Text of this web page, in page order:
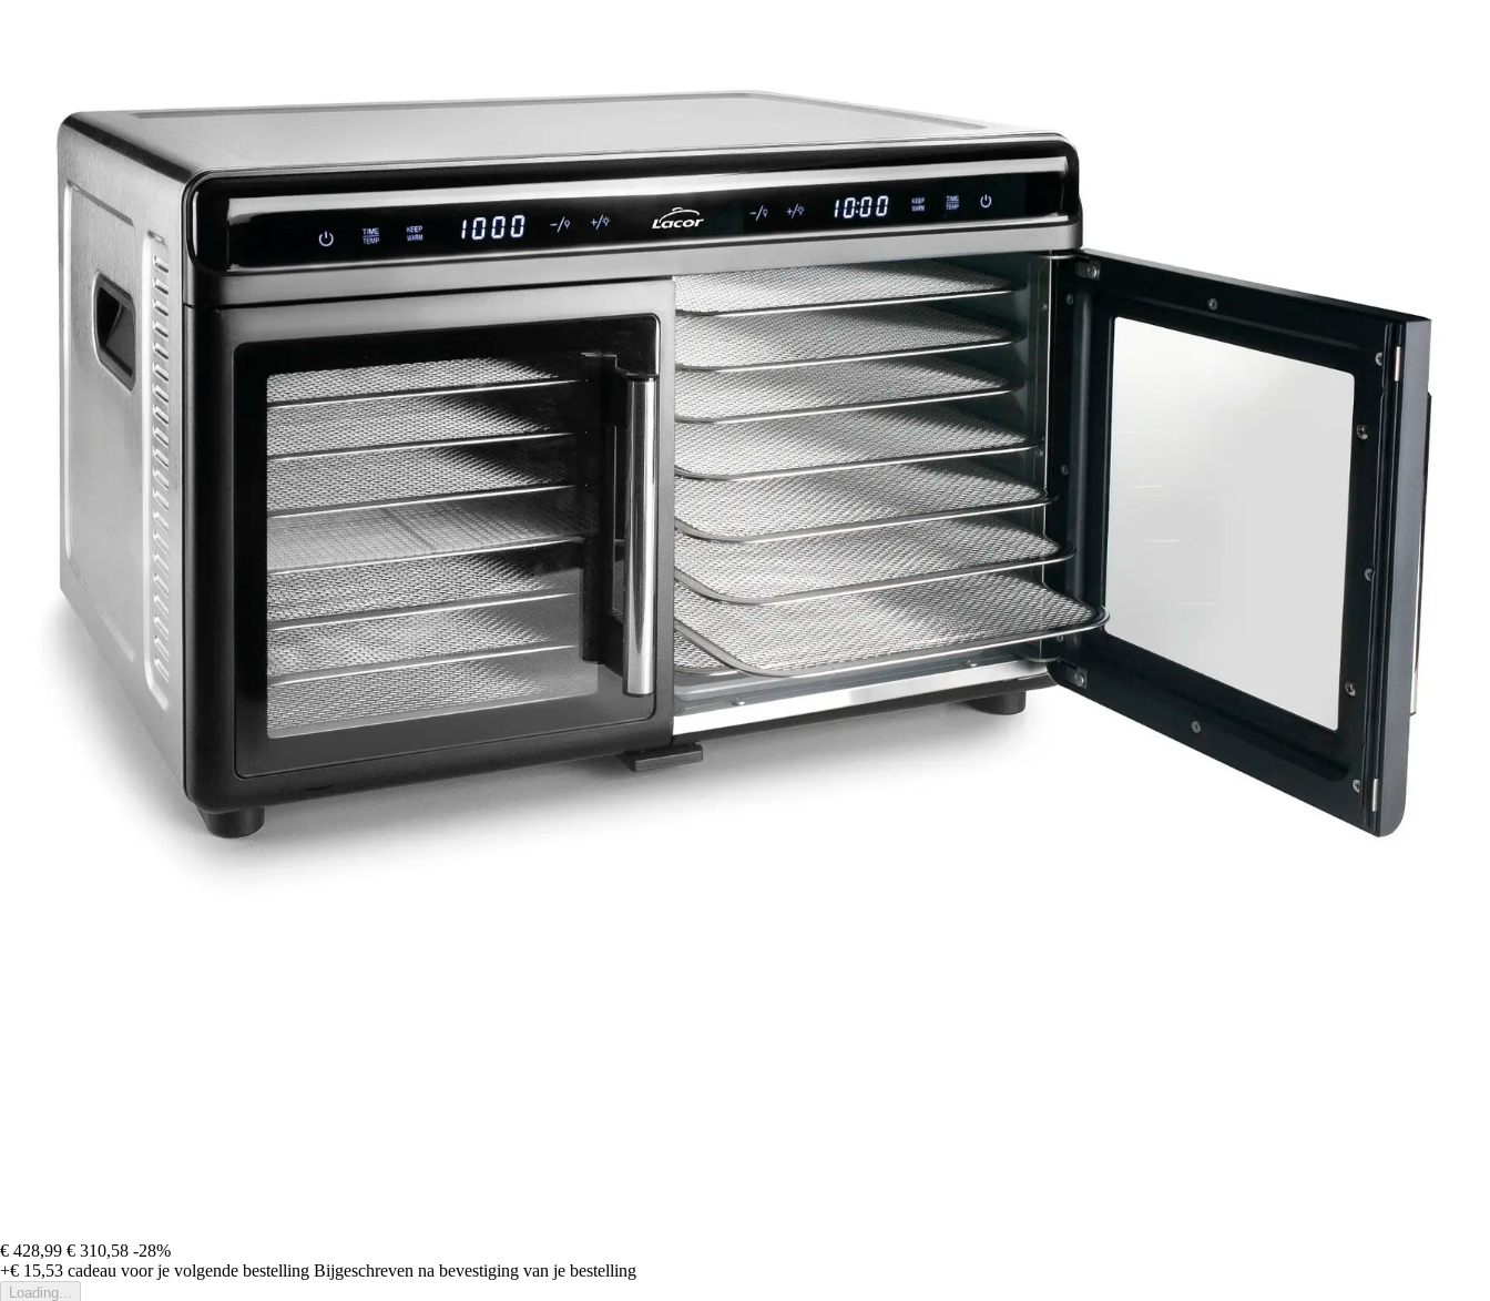
€ 428,99 € 310,58 -28%
+€ 15,53 cadeau voor je volgende bestelling Bijgeschreven na bevestiging van je bestelling
Loading...